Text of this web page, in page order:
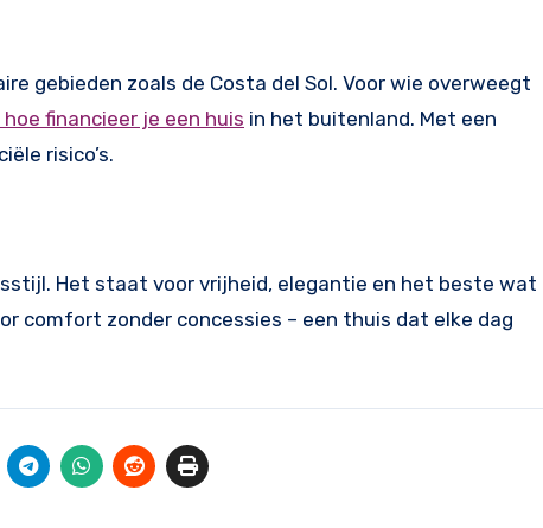
gebieden zoals de Costa del Sol. Voor wie overweegt
hoe financieer je een huis in het buitenland. Met een
risico’s.
Het staat voor vrijheid, elegantie en het beste wat
comfort zonder concessies – een thuis dat elke dag